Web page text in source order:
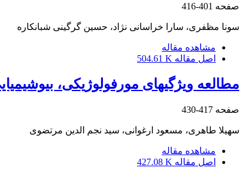
صفحه 401-416
سونا مظفری، سارا خراسانی نژاد، حسین گرگینی شبانکاره
مشاهده مقاله
اصل مقاله 504.61 K
مطالعه ویژگی‏های مورفولوژیکی،
صفحه 417-430
سهیلا طاهری، مسعود ارغوانی، سید نجم الدین مرتضوی
مشاهده مقاله
اصل مقاله 427.08 K